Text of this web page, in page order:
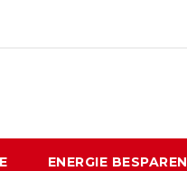
ENERGIE BESPAREN